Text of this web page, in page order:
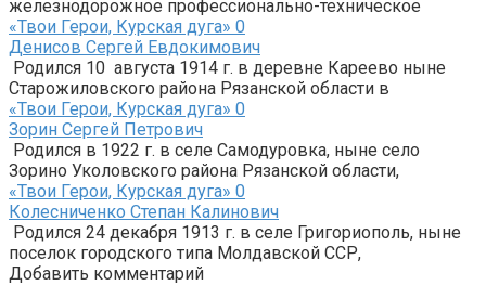
железнодорожное профессиональ­но-техническое
«Твои Герои, Курская дуга» 0
Денисов Сергей Евдокимович
Родился 10 августа 1914 г. в деревне Кареево ныне
Старожиловского района Рязанской области в
«Твои Герои, Курская дуга» 0
Зорин Сергей Петрович
Родился в 1922 г. в селе Самодуровка, ныне село
Зорино Уколовского района Рязанской области,
«Твои Герои, Курская дуга» 0
Колесниченко Степан Калинович
Родился 24 декабря 1913 г. в селе Григориополь, ныне
посе­лок городского типа Молдавской ССР,
Добавить комментарий